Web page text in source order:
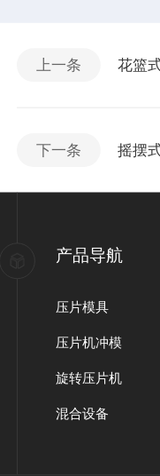
上一条 花篮
下一条 摇摆
产品导航
压片模具
压片机冲模
旋转压片机
混合设备